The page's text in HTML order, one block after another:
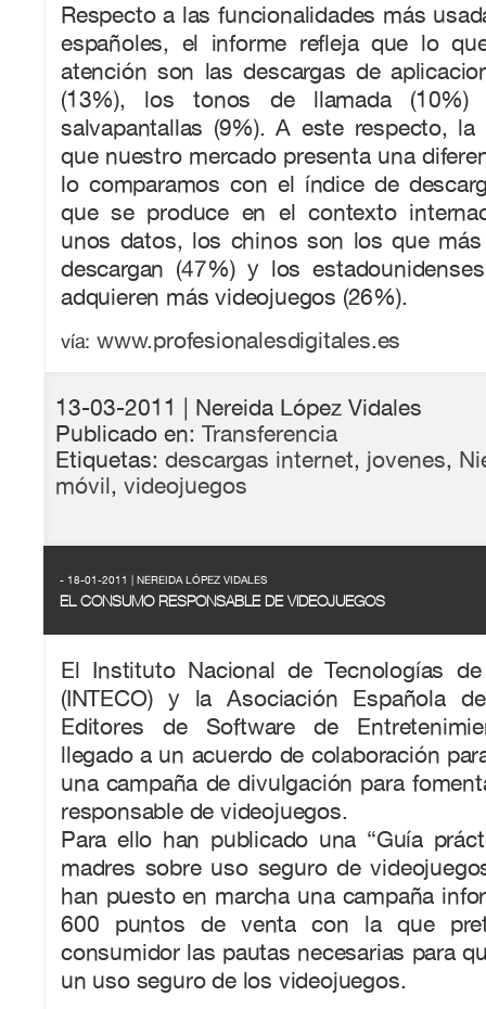
Respecto a las funcionalidades más
españoles, el informe refleja que lo
atención son las descargas de
(13%), los tonos de llamada
salvapantallas (9%). A este respecto, la
que nuestro mercado presenta una
lo comparamos con el índice de
que se produce en el contexto
unos datos, los chinos son los que
descargan (47%) y los
adquieren más videojuegos (26%).
vía: www.profesionalesdigitales.es
13-03-2011
| Nereida López Vidales
Publicado en: Transferencia
Etiquetas: descargas internet, jovenes,
móvil, videojuegos
- 18-01-2011 | NEREIDA LÓPEZ VIDALES
EL CONSUMO RESPONSABLE DE VIDEOJUEGOS
El Instituto Nacional de Tecnologías
(INTECO) y la Asociación Española
Editores de Software de
llegado a un acuerdo de colaboración
una campaña de divulgación para
responsable de videojuegos.
Para ello han publicado una “Guía
madres sobre uso seguro de
han puesto en marcha una campaña
600 puntos de venta con la que
consumidor las pautas necesarias para
un uso seguro de los videojuegos.